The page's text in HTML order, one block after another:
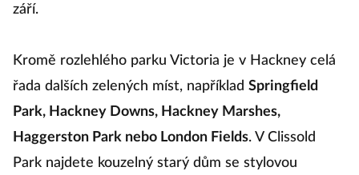
září.
Kromě rozlehlého parku Victoria je v Hackney celá
řada dalších zelených míst, například Springfield
Park, Hackney Downs, Hackney Marshes,
Haggerston Park nebo London Fields. V Clissold
Park najdete kouzelný starý dům se stylovou